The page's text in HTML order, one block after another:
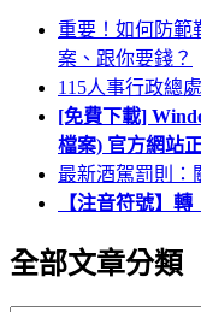
重要！如何防範
案、跟你要錢？
115人事行政總
[免費下載]
檔案) 官方網站
最新酒駕罰則：
【注音符號】
全部文章分類